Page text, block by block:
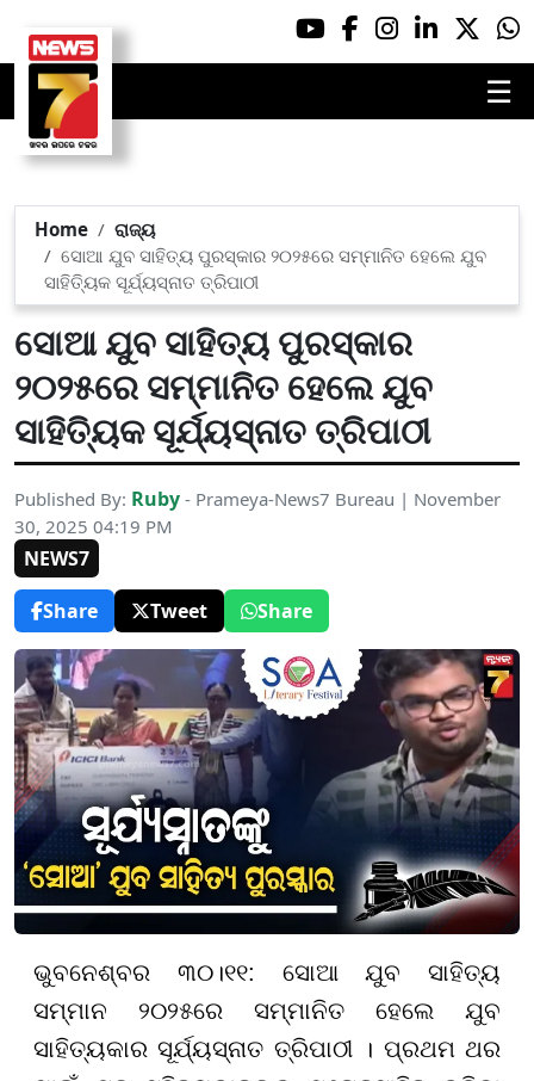
☰
Home
ରାଜ୍ୟ
ସୋଆ ଯୁବ ସାହିତ୍ୟ ପୁରସ୍କାର ୨୦୨୫ରେ ସମ୍ମାନିତ ହେଲେ ଯୁବ
ସାହିତ୍ୟିକ ସୂର୍ଯ୍ୟସ୍ନାତ ତ୍ରିପାଠୀ
ସୋଆ ଯୁବ ସାହିତ୍ୟ ପୁରସ୍କାର
୨୦୨୫ରେ ସମ୍ମାନିତ ହେଲେ ଯୁବ
ସାହିତ୍ୟିକ ସୂର୍ଯ୍ୟସ୍ନାତ ତ୍ରିପାଠୀ
Published By: Ruby - Prameya-News7 Bureau | November
30, 2025 04:19 PM
NEWS7
Share
Tweet Share
ଭୁବନେଶ୍ବର ୩୦।୧୧: ସୋଆ ଯୁବ ସାହିତ୍ୟ
ସମ୍ମାନ ୨୦୨୫ରେ ସମ୍ମାନିତ ହେଲେ ଯୁବ
ସାହିତ୍ୟକାର ସୂର୍ଯ୍ୟସ୍ନାତ ତ୍ରିପାଠୀ । ପ୍ରଥମ ଥର